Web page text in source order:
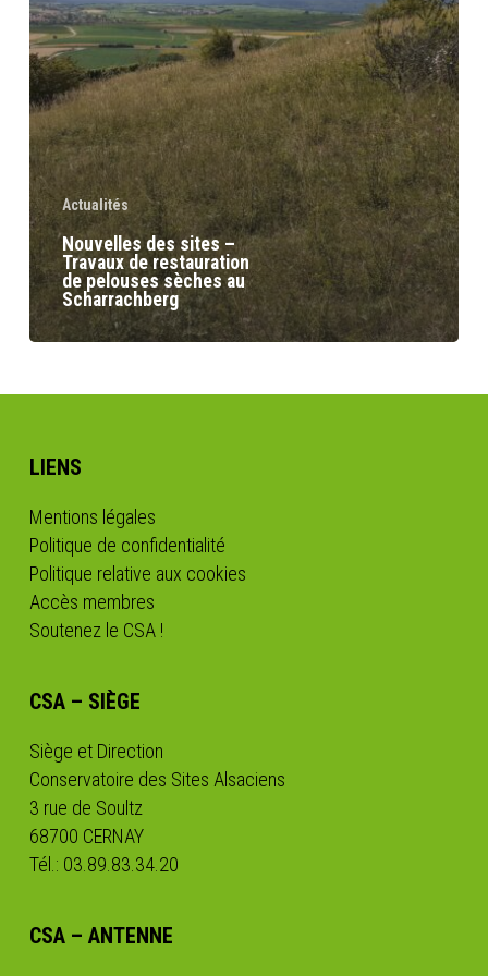
pelouses
sèches
au
Scharrachberg
Actualités
Nouvelles des sites –
Travaux de restauration
de pelouses sèches au
Scharrachberg
LIENS
Mentions légales
Politique de confidentialité
Politique relative aux cookies
Accès membres
Soutenez le CSA !
CSA – SIÈGE
Siège et Direction
Conservatoire des Sites Alsaciens
3 rue de Soultz
68700 CERNAY
Tél.: 03.89.83.34.20
CSA – ANTENNE